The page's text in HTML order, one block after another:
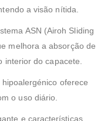
a visão nítida.
ASN (Airoh Sliding
melhora a absorção de
interior do capacete.
oferece
o uso diário.
e características